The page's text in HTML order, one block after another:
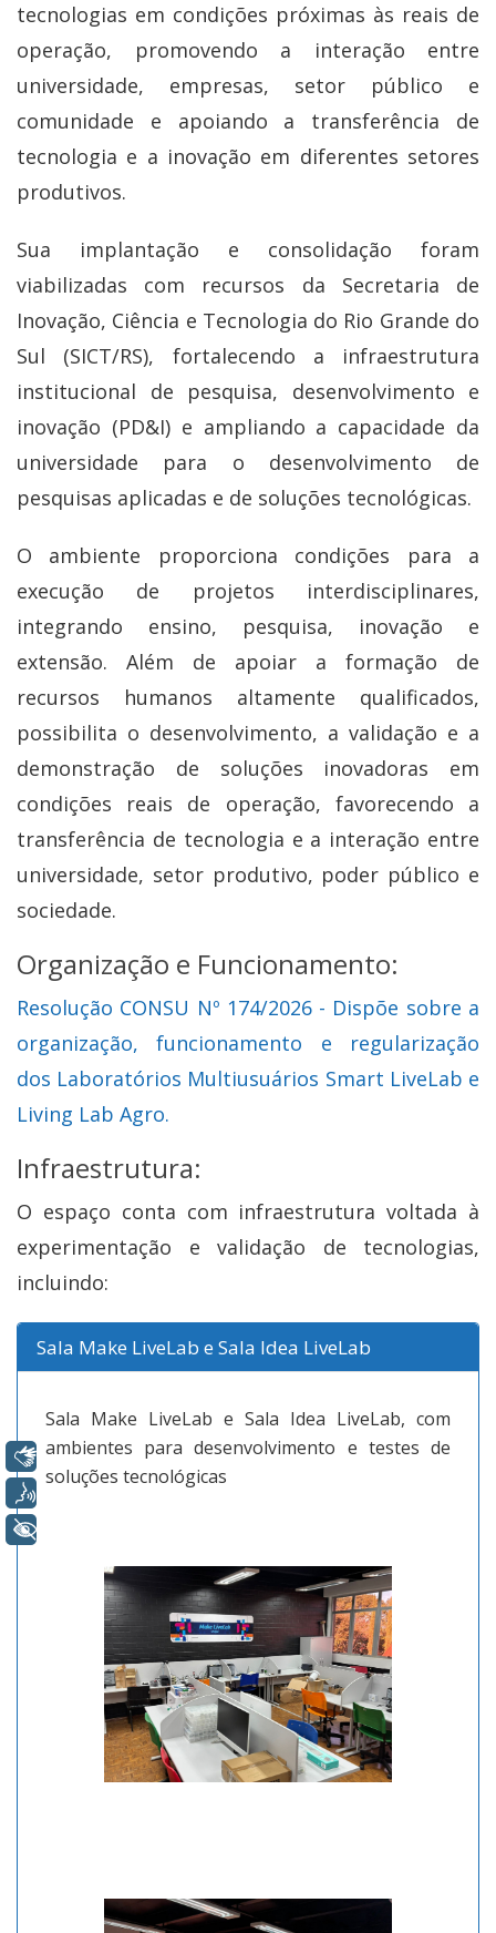
tecnologias em condições próximas às reais de
operação, promovendo a interação entre
universidade, empresas, setor público e
comunidade e apoiando a transferência de
tecnologia e a inovação em diferentes setores
produtivos.
Sua implantação e consolidação foram
viabilizadas com recursos da Secretaria de
Inovação, Ciência e Tecnologia do Rio Grande do
Sul (SICT/RS), fortalecendo a infraestrutura
institucional de pesquisa, desenvolvimento e
inovação (PD&I) e ampliando a capacidade da
universidade para o desenvolvimento de
pesquisas aplicadas e de soluções tecnológicas.
O ambiente proporciona condições para a
execução de projetos interdisciplinares,
integrando ensino, pesquisa, inovação e
extensão. Além de apoiar a formação de
recursos humanos altamente qualificados,
possibilita o desenvolvimento, a validação e a
demonstração de soluções inovadoras em
condições reais de operação, favorecendo a
transferência de tecnologia e a interação entre
universidade, setor produtivo, poder público e
sociedade.
Organização e Funcionamento:
Resolução CONSU Nº 174/2026 - Dispõe sobre a
organização, funcionamento e regularização
dos Laboratórios Multiusuários Smart LiveLab e
Living Lab Agro.
Infraestrutura:
O espaço conta com infraestrutura voltada à
experimentação e validação de tecnologias,
incluindo:
Sala Make LiveLab e Sala Idea LiveLab
Sala Make LiveLab e Sala Idea LiveLab, com
ambientes para desenvolvimento e testes de
soluções tecnológicas
Libras
Voz